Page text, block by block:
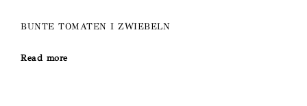
BUNTE TOMATEN I ZWIEBELN
Read more